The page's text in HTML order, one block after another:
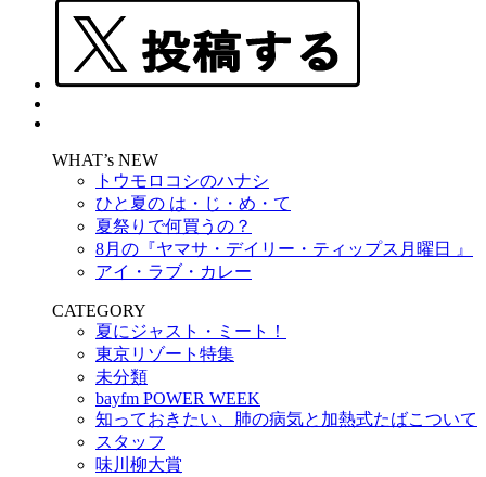
WHAT’s NEW
トウモロコシのハナシ
ひと夏の は・じ・め・て
夏祭りで何買うの？
8月の『ヤマサ・デイリー・ティップス月曜日 』
アイ・ラブ・カレー
CATEGORY
夏にジャスト・ミート！
東京リゾート特集
未分類
bayfm POWER WEEK
知っておきたい、肺の病気と加熱式たばこついて
スタッフ
味川柳大賞